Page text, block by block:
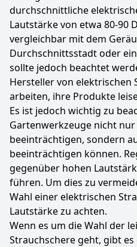
durchschnittliche
Lautstärke von etwa 80-90
vergleichbar mit dem
Durchschnittsstadt oder
sollte jedoch beachtet
Hersteller von elektrischen
arbeiten, ihre Produkte
Es ist jedoch wichtig zu
Gartenwerkzeuge nicht
beeinträchtigen, sondern
beeinträchtigen können.
gegenüber hohen
führen. Um dies zu
Wahl einer elektrischen
Lautstärke zu achten.
Wenn es um die Wahl der
Strauchschere geht, gibt